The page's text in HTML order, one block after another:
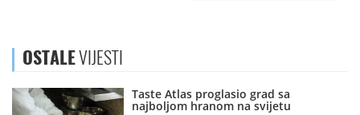
OSTALEVIJESTI
Taste Atlas proglasio grad sa
najboljom hranom na svijetu